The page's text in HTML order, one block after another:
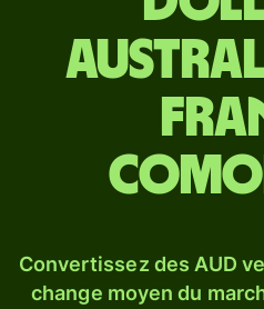
Convertissez des AUD
change moyen du